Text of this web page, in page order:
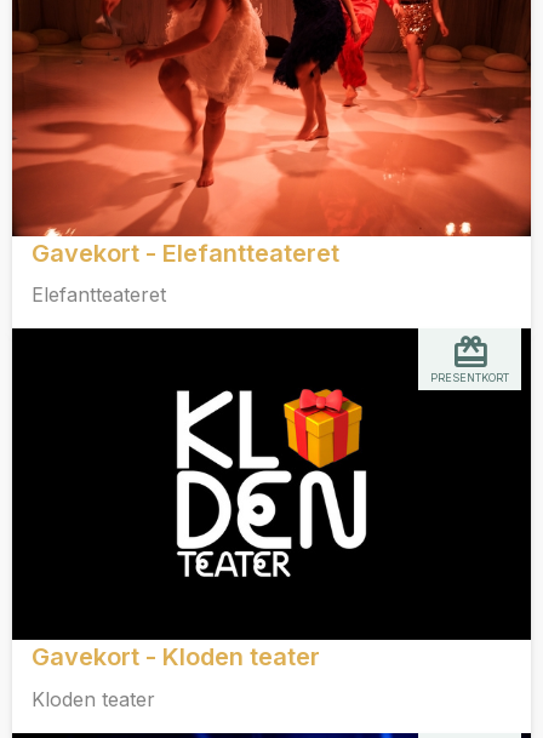
Gavekort - Elefantteateret
Elefantteateret
Gavekort - Kloden teater
Kloden teater
PRESENTKORT